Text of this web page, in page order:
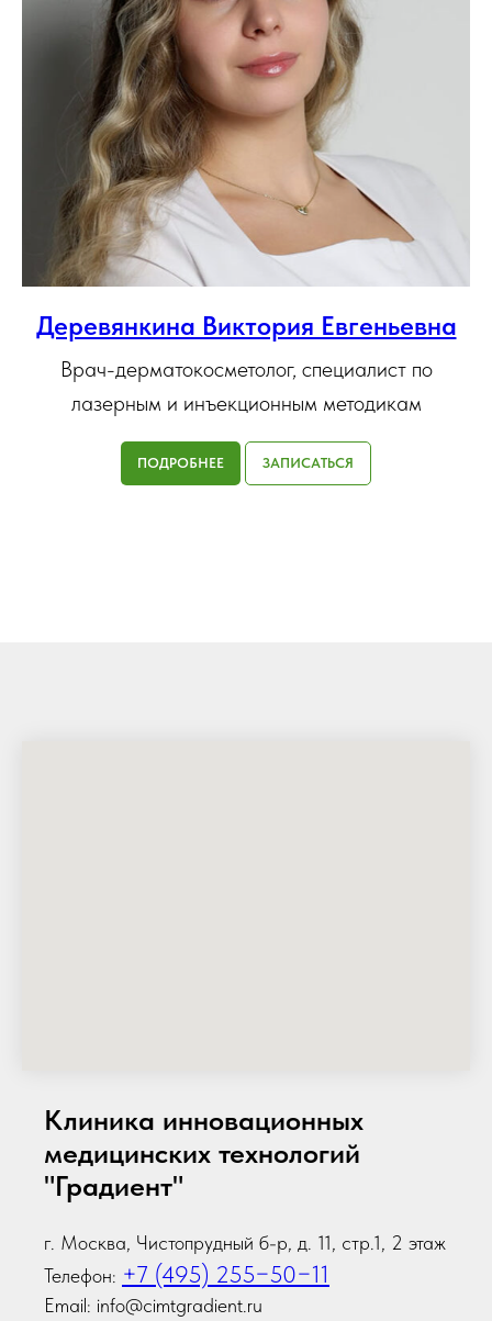
Деревянкина Виктория Евгеньевна
Врач-дерматокосметолог, специалист по
лазерным и инъекционным методикам
ПОДРОБНЕЕ ЗАПИСАТЬСЯ
Клиника инновационных
медицинских технологий
"Градиент"
г. Москва, Чистопрудный б-р, д. 11, стр.1, 2 этаж
Телефон: +7 (495) 255−50−11
Email: info@cimtgradient.ru